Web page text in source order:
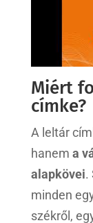
Miért
címke?
A leltár
hanem a
alapkövei.
minden
székről,